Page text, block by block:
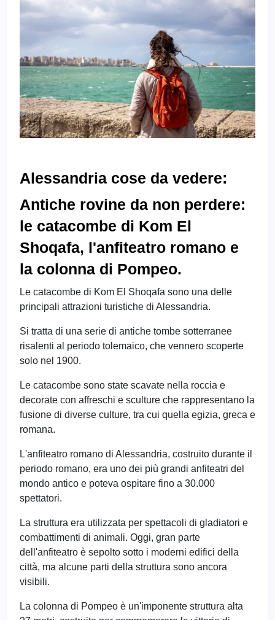
Alessandria cose da vedere:
Antiche rovine da non perdere:
le catacombe di Kom El
Shoqafa, l'anfiteatro romano e
la colonna di Pompeo.
Le catacombe di Kom El Shoqafa sono una delle
principali attrazioni turistiche di Alessandria.
Si tratta di una serie di antiche tombe sotterranee
risalenti al periodo tolemaico, che vennero scoperte
solo nel 1900.
Le catacombe sono state scavate nella roccia e
decorate con affreschi e sculture che rappresentano la
fusione di diverse culture, tra cui quella egizia, greca e
romana.
L'anfiteatro romano di Alessandria, costruito durante il
periodo romano, era uno dei più grandi anfiteatri del
mondo antico e poteva ospitare fino a 30.000
spettatori.
La struttura era utilizzata per spettacoli di gladiatori e
combattimenti di animali. Oggi, gran parte
dell'anfiteatro è sepolto sotto i moderni edifici della
città, ma alcune parti della struttura sono ancora
visibili.
La colonna di Pompeo è un'imponente struttura alta